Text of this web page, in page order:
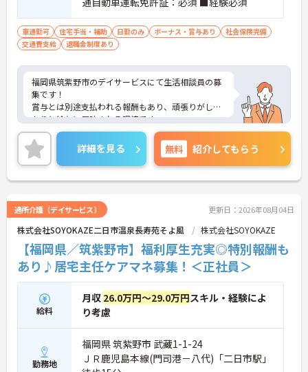
車通勤可 住宅手当・補助 日勤のみ ボーナス・賞与あり
社会保険完備
交通費支給
退職金制度あり
福岡県筑紫野市のデイサービスにて生活相談員の募
集です！
賞与とは別途支払われる報酬もあり、頑張りがしっ
かりと給与に反映される環境です。
ご興味ある方には、面接対策ポイントなど、さらに
詳細をお話しいたしますのでお気軽にご相談くださ
い！
詳細を見る 無料 紹介してもらう
通所介護（デイサービス） 更新日：2026年08月04日
株式会社SOYOKAZE二日市温泉長寿苑そよ風 株式会社SOYOKAZE
【福岡県／筑紫野市】福利厚生充実◎特別報酬も
あり♪居宅主任ケアマネ募集！＜正社員＞
給料
月収 26.0万円～29.0万円スキル・経験によ
り考慮
勤務地
福岡県 筑紫野市 武藏1-1-24
ＪＲ鹿児島本線(門司港－八代)「二日市駅」